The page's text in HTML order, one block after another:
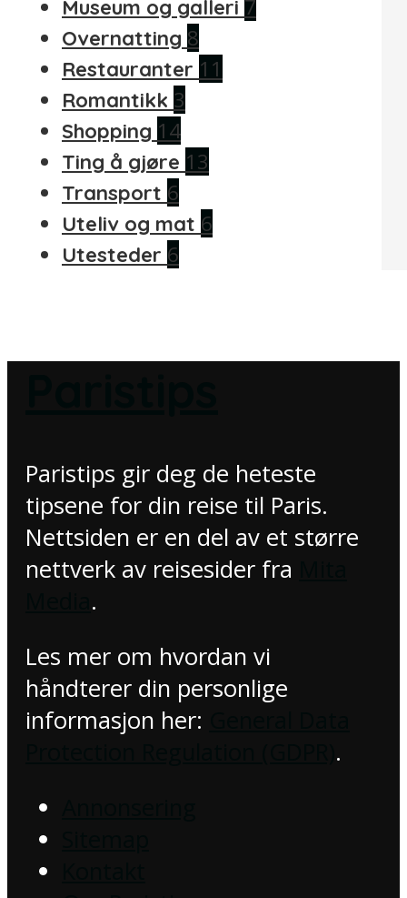
Museum og galleri 7
Overnatting 8
Restauranter 11
Romantikk 3
Shopping 14
Ting å gjøre 13
Transport 6
Uteliv og mat 6
Utesteder 6
Paristips gir deg de heteste
tipsene for din reise til Paris.
Nettsiden er en del av et større
nettverk av reisesider fra
.
Les mer om hvordan vi
håndterer din personlige
informasjon her:
.